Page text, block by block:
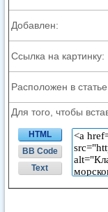
Добавлен:
Ссылка на картинку:
Расположен в
Для того, чтобы
HTML
BB Code
Text